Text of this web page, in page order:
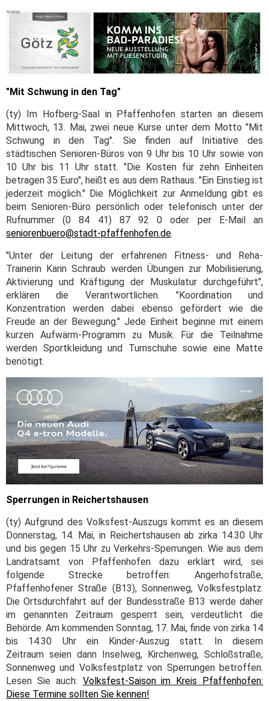
"Mit Schwung in den Tag"
(ty) Im Hofberg-Saal in Pfaffenhofen starten an diesem
Mittwoch, 13. Mai, zwei neue Kurse unter dem Motto "Mit
Schwung in den Tag". Sie finden auf Initiative des
städtischen Senioren-Büros von 9 Uhr bis 10 Uhr sowie von
10 Uhr bis 11 Uhr statt. "Die Kosten für zehn Einheiten
betragen 35 Euro", heißt es aus dem Rathaus. "Ein Einstieg ist
jederzeit möglich." Die Möglichkeit zur Anmeldung gibt es
beim Senioren-Büro persönlich oder telefonisch unter der
Rufnummer (0 84 41) 87 92 0 oder per E-Mail an
seniorenbuero@stadt-pfaffenhofen.de.
"Unter der Leitung der erfahrenen Fitness- und Reha-
Trainerin Karin Schraub werden Übungen zur Mobilisierung,
Aktivierung und Kräftigung der Muskulatur durchgeführt",
erklären die Verantwortlichen. "Koordination und
Konzentration werden dabei ebenso gefördert wie die
Freude an der Bewegung." Jede Einheit beginne mit einem
kurzen Aufwärm-Programm zu Musik. Für die Teilnahme
werden Sportkleidung und Turnschuhe sowie eine Matte
benötigt.
Sperrungen in Reichertshausen
(ty) Aufgrund des Volksfest-Auszugs kommt es an diesem
Donnerstag, 14. Mai, in Reichertshausen ab zirka 14.30 Uhr
und bis gegen 15 Uhr zu Verkehrs-Sperrungen. Wie aus dem
Landratsamt von Pfaffenhofen dazu erklärt wird, sei
folgende Strecke betroffen: Angerhofstraße,
Pfaffenhofener Straße (B13), Sonnenweg, Volksfestplatz.
Die Ortsdurchfahrt auf der Bundesstraße B13 werde daher
im genannten Zeitraum gesperrt sein, verdeutlicht die
Behörde. Am kommenden Sonntag, 17. Mai, finde von zirka 14
bis 14.30 Uhr ein Kinder-Auszug statt. In diesem
Zeitraum seien dann Inselweg, Kirchenweg, Schloßstraße,
Sonnenweg und Volksfestplatz von Sperrungen betroffen.
Lesen Sie auch: Volksfest-Saison im Kreis Pfaffenhofen:
Diese Termine sollten Sie kennen!